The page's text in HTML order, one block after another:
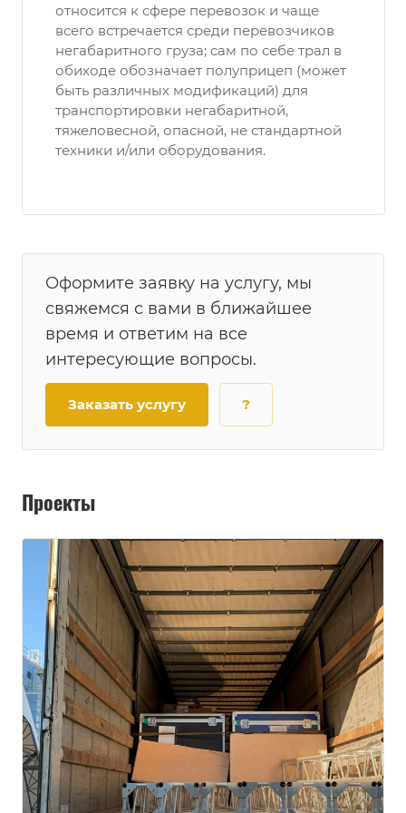
относится к сфере перевозок и чаще
всего встречается среди перевозчиков
негабаритного груза; сам по себе трал в
обиходе обозначает полуприцеп (может
быть различных модификаций) для
транспортировки негабаритной,
тяжеловесной, опасной, не стандартной
техники и/или оборудования.
Оформите заявку на услугу, мы
свяжемся с вами в ближайшее
время и ответим на все
интересующие вопросы.
Заказать услугу ?
Проекты